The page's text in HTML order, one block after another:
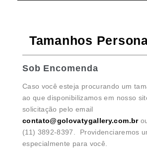
Tamanhos
Sob Encomenda
Caso você esteja procurando um
ao que disponibilizamos em nosso
solicitação pelo email
contato@golovatygallery.com.br
(11) 3892-8397. Providenciaremos
especialmente para você.